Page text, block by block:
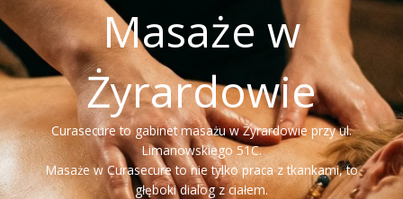
Masaże w
Żyrardowie
Curasecure to gabinet masażu w Żyrardowie przy ul.
Limanowskiego 51C.
Masaże w Curasecure to nie tylko praca z tkankami, to
głęboki dialog z ciałem.